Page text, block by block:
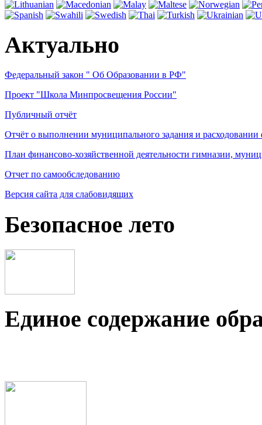
Актуально
Федеральный закон " Об Образовании в РФ"
Проект "Школа Минпросвещения России"
Публичный отчёт
Отчёт о выполнении муниципального задания и
План финансово-хозяйственной деятельности гимназии,
Отчет по самообследованию
Версия сайта для слабовидящих
Безопасное лето
Единое содержание